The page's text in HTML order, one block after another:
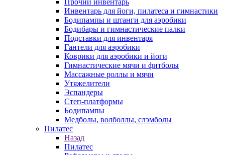
Прочий инвентарь
Инвентарь для йоги, пилатеса и гимнастики
Бодипампы и штанги для аэробики
Бодибары и гимнастические палки
Подставки для инвентаря
Гантели для аэробики
Коврики для аэробики и йоги
Гимнастические мячи и фитболы
Массажные роллы и мячи
Утяжелители
Эспандеры
Степ-платформы
Бодипампы
Медболы, волболлы, слэмболы
Пилатес
Назад
Пилатес